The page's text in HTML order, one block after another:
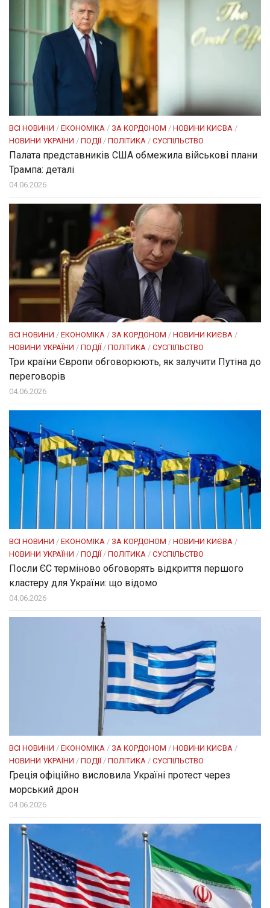
ВСІ НОВИНИ / ЕКОНОМІКА / ЗА КОРДОНОМ / НОВИНИ КИЄВА /
НОВИНИ УКРАЇНИ / ПОДІЇ / ПОЛІТИКА / СУСПІЛЬСТВО
Палата представників США обмежила військові плани
Трампа: деталі
04.06.2026
ВСІ НОВИНИ / ЕКОНОМІКА / ЗА КОРДОНОМ / НОВИНИ КИЄВА /
НОВИНИ УКРАЇНИ / ПОДІЇ / ПОЛІТИКА / СУСПІЛЬСТВО
Три країни Європи обговорюють, як залучити Путіна до
переговорів
04.06.2026
ВСІ НОВИНИ / ЕКОНОМІКА / ЗА КОРДОНОМ / НОВИНИ КИЄВА /
НОВИНИ УКРАЇНИ / ПОДІЇ / ПОЛІТИКА / СУСПІЛЬСТВО
Посли ЄC терміново обговорять відкриття першого
кластеру для України: що відомо
04.06.2026
ВСІ НОВИНИ / ЕКОНОМІКА / ЗА КОРДОНОМ / НОВИНИ КИЄВА /
НОВИНИ УКРАЇНИ / ПОДІЇ / ПОЛІТИКА / СУСПІЛЬСТВО
Греція офіційно висловила Україні протест через
морський дрон
04.06.2026